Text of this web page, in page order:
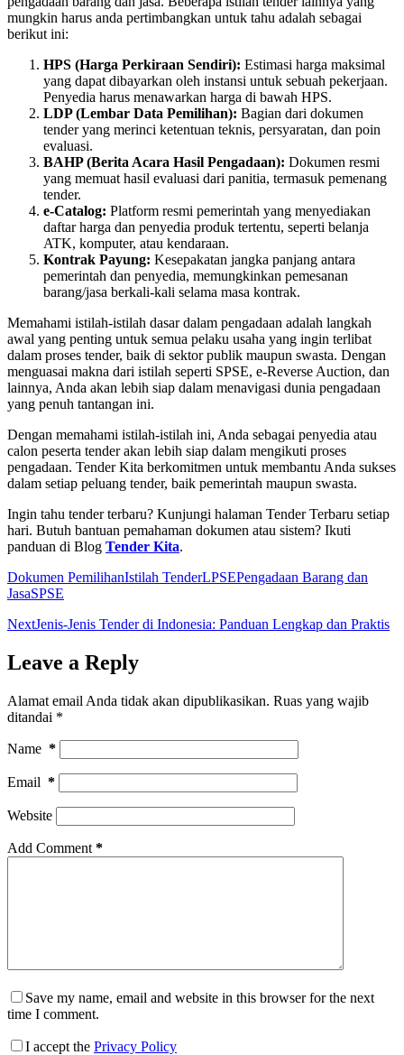
mungkin harus anda pertimbangkan untuk tahu adalah sebagai
berikut ini:
HPS (Harga Perkiraan Sendiri): Estimasi harga maksimal
yang dapat dibayarkan oleh instansi untuk sebuah pekerjaan.
Penyedia harus menawarkan harga di bawah HPS.
LDP (Lembar Data Pemilihan): Bagian dari dokumen
tender yang merinci ketentuan teknis, persyaratan, dan poin
evaluasi.
BAHP (Berita Acara Hasil Pengadaan): Dokumen resmi
yang memuat hasil evaluasi dari panitia, termasuk pemenang
tender.
e-Catalog: Platform resmi pemerintah yang menyediakan
daftar harga dan penyedia produk tertentu, seperti belanja
ATK, komputer, atau kendaraan.
Kontrak Payung: Kesepakatan jangka panjang antara
pemerintah dan penyedia, memungkinkan pemesanan
barang/jasa berkali-kali selama masa kontrak.
Memahami istilah-istilah dasar dalam pengadaan adalah langkah
awal yang penting untuk semua pelaku usaha yang ingin terlibat
dalam proses tender, baik di sektor publik maupun swasta. Dengan
menguasai makna dari istilah seperti SPSE, e-Reverse Auction, dan
lainnya, Anda akan lebih siap dalam menavigasi dunia pengadaan
yang penuh tantangan ini.
Dengan memahami istilah-istilah ini, Anda sebagai penyedia atau
calon peserta tender akan lebih siap dalam mengikuti proses
pengadaan. Tender Kita berkomitmen untuk membantu Anda sukses
dalam setiap peluang tender, baik pemerintah maupun swasta.
Ingin tahu tender terbaru? Kunjungi halaman Tender Terbaru setiap
hari. Butuh bantuan pemahaman dokumen atau sistem? Ikuti
panduan di Blog Tender Kita.
Dokumen PemilihanIstilah TenderLPSEPengadaan Barang dan
JasaSPSE
NextJenis-Jenis Tender di Indonesia: Panduan Lengkap dan Praktis
Leave a Reply
Alamat email Anda tidak akan dipublikasikan. Ruas yang wajib
ditandai *
Name *
Email *
Website
Add Comment *
Save my name, email and website in this browser for the next
time I comment.
I accept the Privacy Policy